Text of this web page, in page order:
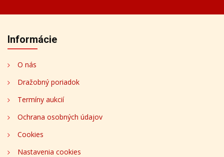
Informácie
O nás
Dražobný poriadok
Termíny aukcií
Ochrana osobných údajov
Cookies
Nastavenia cookies